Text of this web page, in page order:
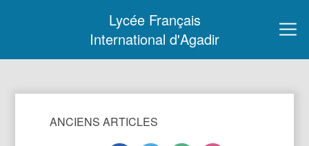
Lycée Français
International d'Agadir
ANCIENS ARTICLES